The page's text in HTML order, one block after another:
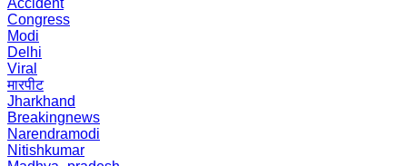
Accident
Congress
Modi
Delhi
Viral
मारपीट
Jharkhand
Breakingnews
Narendramodi
Nitishkumar